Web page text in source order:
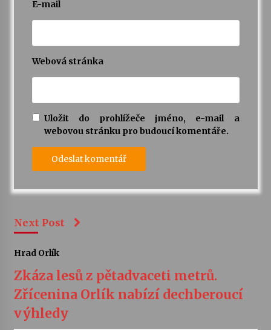
E-mail
Webová stránka
Uložit do prohlížeče jméno, e-mail a
webovou stránku pro budoucí komentáře.
Next Post
Hrad Orlík
Zkáza lesů z pětadvaceti metrů.
Zřícenina Orlík nabízí dechberoucí
výhledy